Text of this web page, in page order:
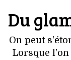
Du
On peut
Lorsque